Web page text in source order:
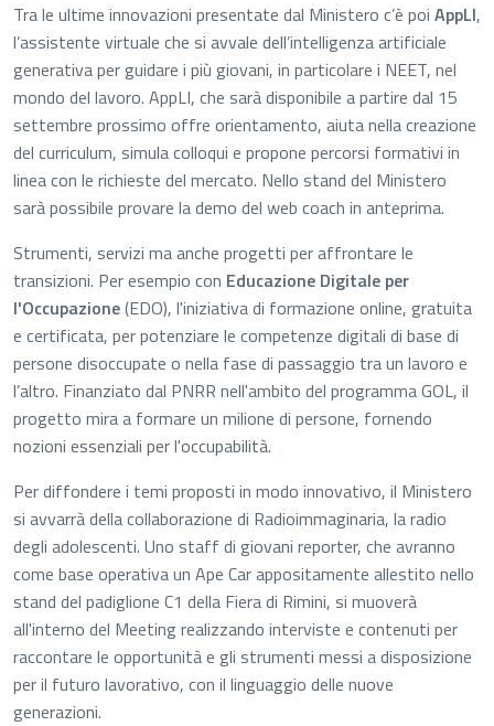
Tra le ultime innovazioni presentate dal Ministero c’è poi AppLI,
l’assistente virtuale che si avvale dell’intelligenza artificiale
generativa per guidare i più giovani, in particolare i NEET, nel
mondo del lavoro. AppLI, che sarà disponibile a partire dal 15
settembre prossimo offre orientamento, aiuta nella creazione
del curriculum, simula colloqui e propone percorsi formativi in
linea con le richieste del mercato. Nello stand del Ministero
sarà possibile provare la demo del web coach in anteprima.
Strumenti, servizi ma anche progetti per affrontare le
transizioni. Per esempio con Educazione Digitale per
l'Occupazione(EDO), l'iniziativa di formazione online, gratuita
e certificata, per potenziare le competenze digitali di base di
persone disoccupate o nella fase di passaggio tra un lavoro e
l’altro. Finanziato dal PNRR nell'ambito del programma GOL, il
progetto mira a formare un milione di persone, fornendo
nozioni essenziali per l'occupabilità.
Per diffondere i temi proposti in modo innovativo, il Ministero
si avvarrà della collaborazione di Radioimmaginaria, la radio
degli adolescenti. Uno staff di giovani reporter, che avranno
come base operativa un Ape Car appositamente allestito nello
stand del padiglione C1 della Fiera di Rimini, si muoverà
all'interno del Meeting realizzando interviste e contenuti per
raccontare le opportunità e gli strumenti messi a disposizione
per il futuro lavorativo, con il linguaggio delle nuove
generazioni.